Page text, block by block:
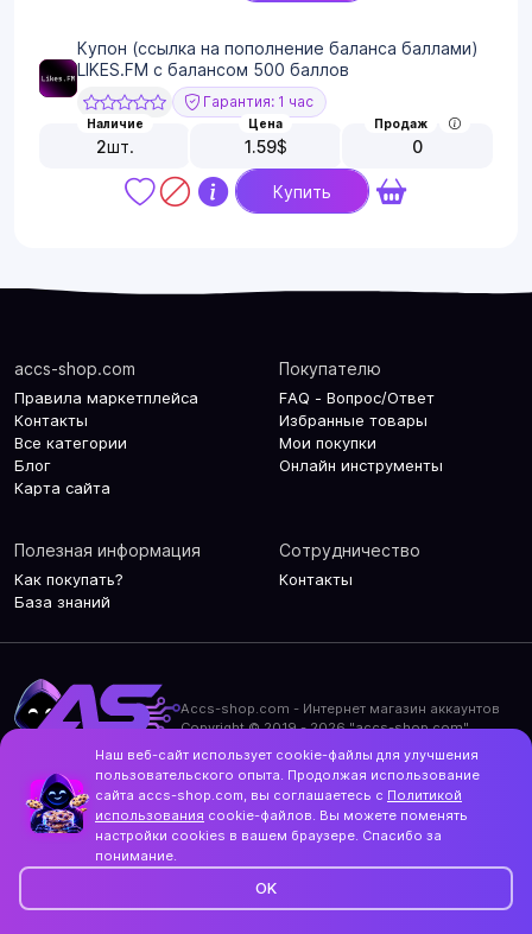
Купон (ссылка на пополнение баланса баллами)
LIKES.FM с балансом 500 баллов
Гарантия: 1 час
Наличие
2шт.
Цена
1.59$
Продаж
0
Купить
accs-shop.com
Правила маркетплейса
Контакты
Все категории
Блог
Карта сайта
Покупателю
FAQ - Вопрос/Ответ
Избранные товары
Мои покупки
Онлайн инструменты
Полезная информация
Как покупать?
База знаний
Сотрудничество
Контакты
Accs-shop.com - Интернет магазин аккаунтов
Copyright © 2019 - 2026 "accs-shop.com"
Политика использования cookie-файлов
Контакты и актуальный адрес сайта
Structo
Дизайн и разработка
Наш веб-сайт использует cookie-файлы для улучшения
пользовательского опыта. Продолжая использование
сайта accs-shop.com, вы соглашаетесь с Политикой
использования cookie-файлов. Вы можете поменять
настройки cookies в вашем браузере. Спасибо за
понимание.
OK